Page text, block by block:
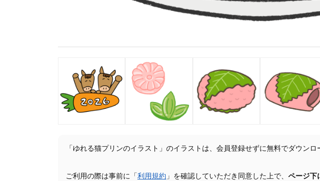
「ゆれる猫プリンのイラスト」のイラストは、会員登録せずに無料でダウンロ
ご利用の際は事前に「 利用規約 」を確認していただき同意した上で、 ページ下